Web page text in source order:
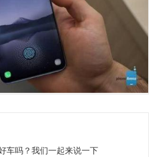
车吗？我们一起来说一下